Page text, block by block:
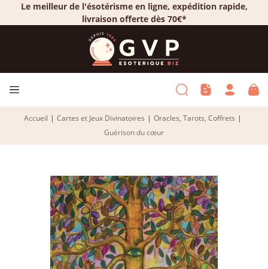
Le meilleur de l'ésotérisme en ligne, expédition rapide,
livraison offerte dès 70€*
Accueil | Cartes et Jeux Divinatoires | Oracles, Tarots, Coffrets |
Guérison du cœur